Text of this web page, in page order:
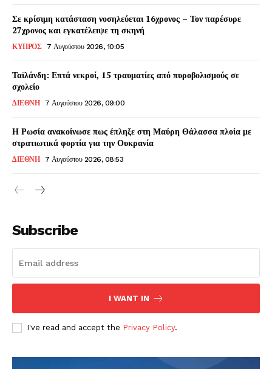
Σε κρίσιμη κατάσταση νοσηλεύεται 16χρονος – Τον παρέσυρε
27χρονος και εγκατέλειψε τη σκηνή
ΚΥΠΡΟΣ 7 Αυγούστου 2026, 10:05
Ταϊλάνδη: Επτά νεκροί, 15 τραυματίες από πυροβολισμούς σε
σχολείο
ΔΙΕΘΝΗ 7 Αυγούστου 2026, 09:00
Η Ρωσία ανακοίνωσε πως έπληξε στη Μαύρη Θάλασσα πλοία με
στρατιωτικά φορτία για την Ουκρανία
ΔΙΕΘΝΗ 7 Αυγούστου 2026, 08:53
Subscribe
I WANT IN
I've read and accept the Privacy Policy.